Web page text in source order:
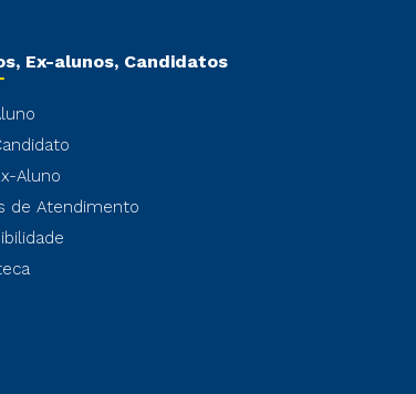
Ex-alunos, Candidatos
Aluno
de Atendimento